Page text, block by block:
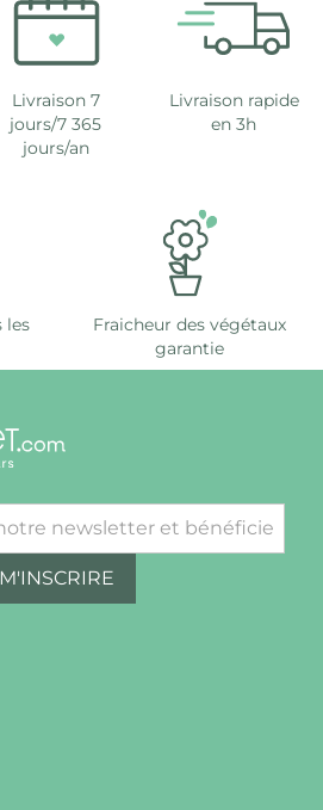
Livraison 7
jours/7 365
jours/an
Livraison rapide
en 3h
les
Fraicheur des végétaux
garantie
M'INSCRIRE